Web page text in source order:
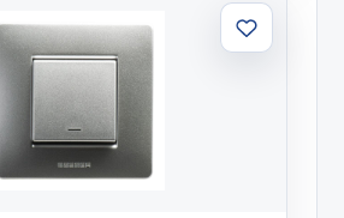
Aggiungi
alla